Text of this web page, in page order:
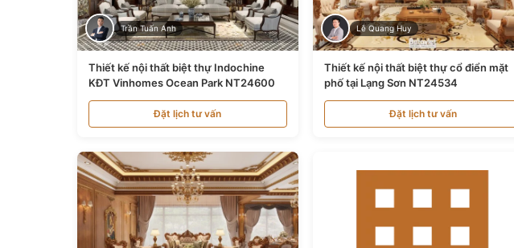
Trần Tuấn Anh
Thiết kế nội thất biệt thự Indochine
KĐT Vinhomes Ocean Park NT24600
Đặt lịch tư vấn
Lê Quang Huy
Thiết kế nội thất biệt thự cổ điển mặt
phố tại Lạng Sơn NT24534
Đặt lịch tư vấn